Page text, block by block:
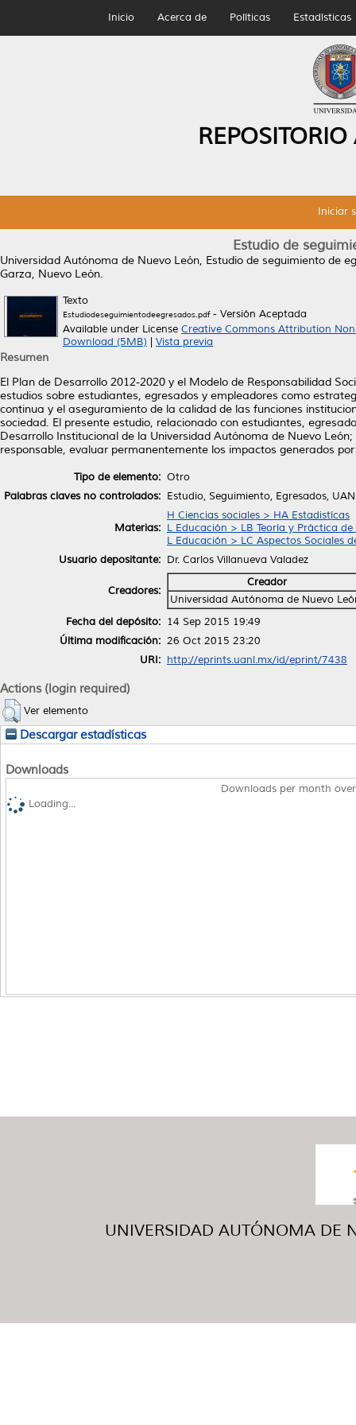
Inicio Acerca de Políticas Estadísticas
Iniciar
Estudio de
Universidad Autónoma de Nuevo León, Estudio de seguimiento de
Garza, Nuevo León.
Texto
Estudiodeseguimientodeegresados.pdf- Versión Aceptada
Available under License Creative Commons Attribution
Download (5MB)
Vista previa
Resumen
El Plan de Desarrollo 2012-2020 y el Modelo de Responsabilidad
estudios sobre estudiantes, egresados y empleadores como
continua y el aseguramiento de la calidad de las funciones
sociedad. El presente estudio, relacionado con estudiantes,
Desarrollo Institucional de la Universidad Autónoma de Nuevo
responsable, evaluar permanentemente los impactos generados
Tipo de elemento: Otro
Palabras claves no controlados: Estudio, Seguimiento, Egresados,
Materias:
H Ciencias sociales > HA Estadistícas
L Educación > LB Teoría y Práctica
L Educación > LC Aspectos Sociales
Usuario depositante: Dr. Carlos Villanueva Valadez
Creadores:
Creador
Universidad Autónoma de Nuevo
Fecha del depósito: 14 Sep 2015 19:49
Última modificación: 26 Oct 2015 23:20
URI: http://eprints.uanl.mx/id/eprint/7438
Actions (login required)
Ver elemento
Descargar estadísticas
Downloads
Downloads per month
Loading...
UNIVERSIDAD AUTÓNOMA DE